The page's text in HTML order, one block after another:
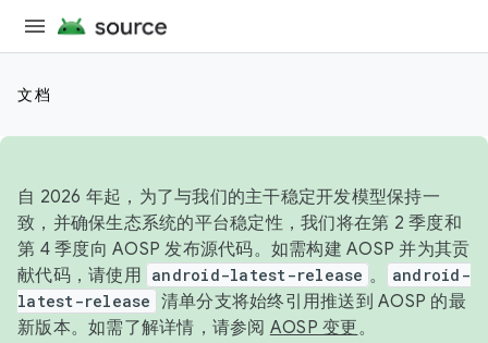
文档
自 2026 年起，为了与我们的主干稳定开发模型保持一
致，并确保生态系统的平台稳定性，我们将在第 2 季度和
第 4 季度向 AOSP 发布源代码。如需构建 AOSP 并为其贡
献代码，请使用 android-latest-release 。
android-
latest-release 清单分支将始终引用推送到 AOSP 的最
新版本。如需了解详情，请参阅 AOSP 变更。